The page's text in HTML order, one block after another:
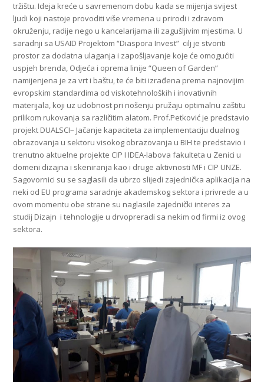
tržištu. Ideja kreće u savremenom dobu kada se mijenja svijest
ljudi koji nastoje provoditi više vremena u prirodi i zdravom
okruženju, radije nego u kancelarijama ili zagušljivim mjestima. U
saradnji sa USAID Projektom “Diaspora Invest” cilj je stvoriti
prostor za dodatna ulaganja i zapošljavanje koje će omogućiti
uspjeh brenda, Odjeća i oprema linije “Queen of Garden”
namijenjena je za vrt i baštu, te će biti izrađena prema najnovijim
evropskim standardima od viskotehnoloških i inovativnih
materijala, koji uz udobnost pri nošenju pružaju optimalnu zaštitu
prilikom rukovanja sa različitim alatom. Prof.Petković je predstavio
projekt DUALSCI– Jačanje kapaciteta za implementaciju dualnog
obrazovanja u sektoru visokog obrazovanja u BIH te predstavio i
trenutno aktuelne projekte CIP I IDEA-labova fakulteta u Zenici u
domeni dizajna i skeniranja kao i druge aktivnosti MF i CIP UNZE.
Sagovornici su se saglasili da ubrzo slijedi zajednička aplikacija na
neki od EU programa saradnje akademskog sektora i privrede a u
ovom momentu obe strane su naglasile zajednički interes za
studij Dizajn i tehnologije u drvopreradi sa nekim od firmi iz ovog
sektora.